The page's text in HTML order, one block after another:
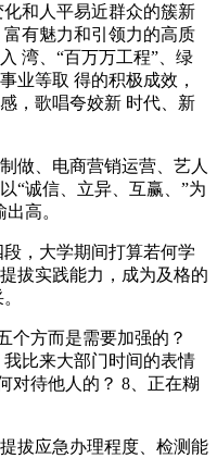
和人平易近群众的簇新
有魅力和引领力的高质
湾、“百万万工程”、绿
业等取 得的积极成效，
，歌唱夸姣新 时代、新
、电商营销运营、艺人
“诚信、立异、互赢、”为
高。
，大学期间打算若何学
拔实践能力，成为及格的
方而是需要加强的？
比来大部门时间的表情
对待他人的？ 8、正在糊
应急办理程度、检测能